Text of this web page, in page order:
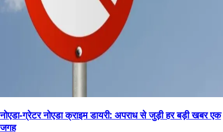
नोएडा-ग्रेटर नोएडा क्राइम डायरी: अपराध से जुड़ी हर बड़ी खबर एक
जगह